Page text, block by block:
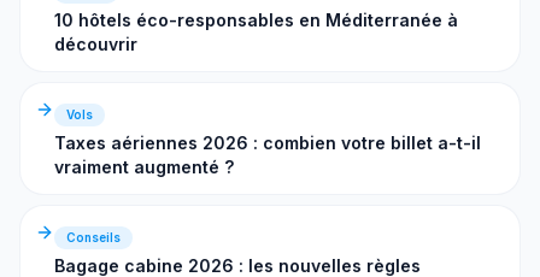
10 hôtels éco-responsables en Méditerranée à
découvrir
Vols
Taxes aériennes 2026 : combien votre billet a-t-il
vraiment augmenté ?
Conseils
Bagage cabine 2026 : les nouvelles règles